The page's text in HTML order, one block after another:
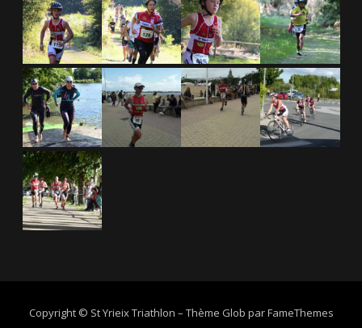
Copyright © St Yrieix Triathlon – Thème Glob parFameThemes